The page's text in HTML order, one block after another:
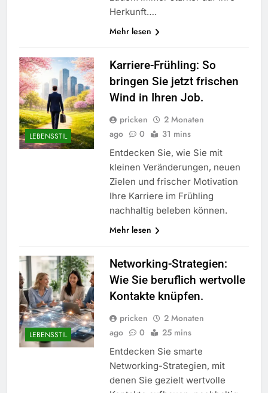
Herkunft….
Mehr lesen
LEBENSSTIL
Karriere-Frühling: So
bringen Sie jetzt frischen
Wind in Ihren Job.
pricken
2 Monaten
ago
0 31 mins
Entdecken Sie, wie Sie mit
kleinen Veränderungen, neuen
Zielen und frischer Motivation
Ihre Karriere im Frühling
nachhaltig beleben können.
Mehr lesen
LEBENSSTIL
Networking-Strategien:
Wie Sie beruflich wertvolle
Kontakte knüpfen.
pricken
2 Monaten
ago
0 25 mins
Entdecken Sie smarte
Networking-Strategien, mit
denen Sie gezielt wertvolle